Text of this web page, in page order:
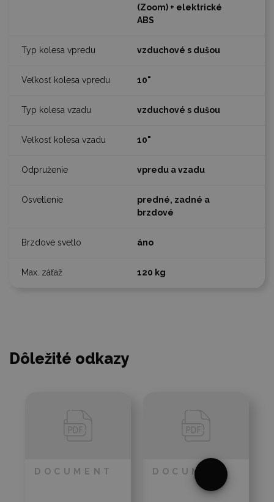
(Zoom) + elektrické
ABS
vzduchové s dušou
10"
vzduchové s dušou
10"
vpredu a vzadu
predné, zadné a
brzdové
áno
120 kg
Dôležité odkazy
DOCUMENT DOCUMENT